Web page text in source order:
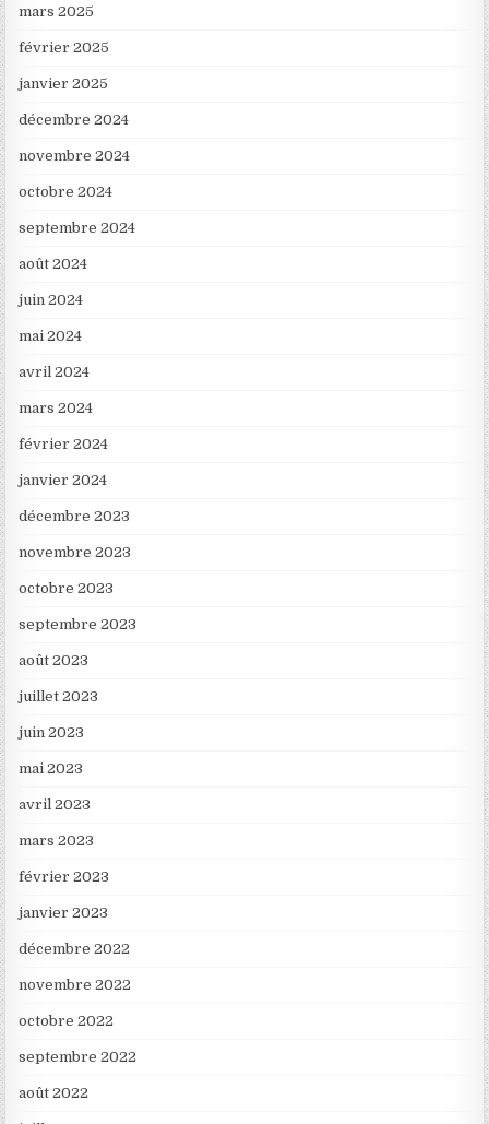
mars 2025
février 2025
janvier 2025
décembre 2024
novembre 2024
octobre 2024
septembre 2024
août 2024
juin 2024
mai 2024
avril 2024
mars 2024
février 2024
janvier 2024
décembre 2023
novembre 2023
octobre 2023
septembre 2023
août 2023
juillet 2023
juin 2023
mai 2023
avril 2023
mars 2023
février 2023
janvier 2023
décembre 2022
novembre 2022
octobre 2022
septembre 2022
août 2022